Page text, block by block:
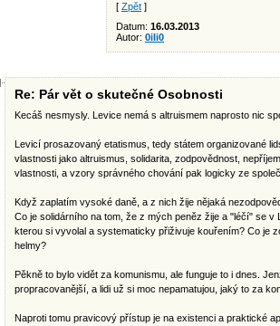
[ Zpět ]
Datum: 16.03.2013
Autor: 0iIi0
Re: Pár vět o skutečné Osobnosti
Kecáš nesmysly. Levice nemá s altruismem naprosto nic
Levicí prosazovaný etatismus, tedy státem organizované
vlastnosti jako altruismus, solidarita, zodpovědnost,
vlastnosti, a vzory správného chování pak logicky ze
Když zaplatím vysoké daně, a z nich žije nějaká
Co je solidárního na tom, že z mých peněz žije a "léčí" se v
kterou si vyvolal a systematicky přiživuje kouřením? Co je
helmy?
Pěkně to bylo vidět za komunismu, ale funguje to i dnes.
propracovanější, a lidi už si moc nepamatujou, jaký to za
Naproti tomu pravicový přístup je na existenci a praktické